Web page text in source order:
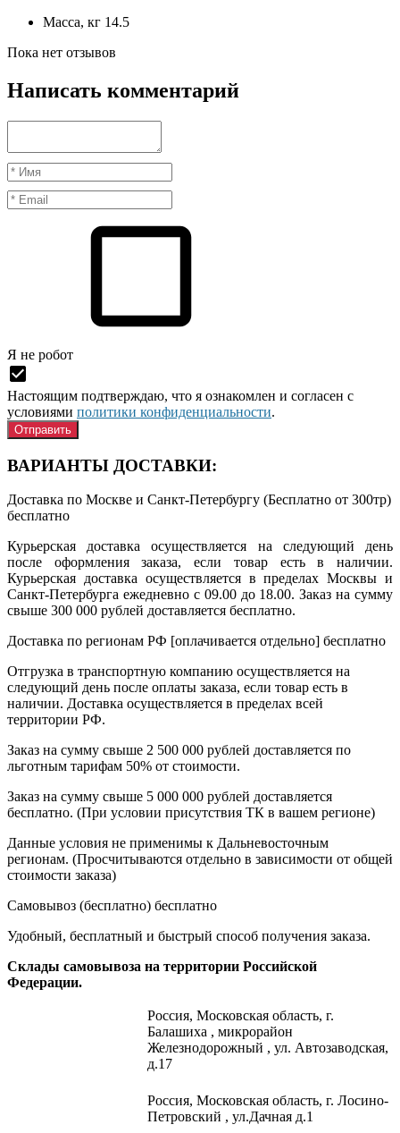
Масса, кг 14.5
Пока нет отзывов
Написать комментарий
Я нe рoбoт
Настоящим подтверждаю, что я ознакомлен и согласен с
условиями политики конфиденциальности.
ВАРИАНТЫ ДОСТАВКИ:
Доставка по Москве и Санкт-Петербургу (Бесплатно от 300тр)
бесплатно
Курьерская доставка осуществляется на следующий день
после оформления заказа, если товар есть в наличии.
Курьерская доставка осуществляется в пределах Москвы и
Санкт-Петербурга ежедневно с 09.00 до 18.00. Заказ на сумму
свыше 300 000 рублей доставляется бесплатно.
Доставка по регионам РФ [оплачивается отдельно] бесплатно
Отгрузка в транспортную компанию осуществляется на
следующий день после оплаты заказа, если товар есть в
наличии. Доставка осуществляется в пределах всей
территории РФ.
Заказ на сумму свыше 2 500 000 рублей доставляется по
льготным тарифам 50% от стоимости.
Заказ на сумму свыше 5 000 000 рублей доставляется
бесплатно. (При условии присутствия ТК в вашем регионе)
Данные условия не применимы к Дальневосточным
регионам. (Просчитываются отдельно в зависимости от общей
стоимости заказа)
Самовывоз (бесплатно) бесплатно
Удобный, бесплатный и быстрый способ получения заказа.
Склады самовывоза на территории Российской
Федерации.
Россия, Московская область, г.
Балашиха , микрорайон
Железнодорожный , ул. Автозаводская,
д.17
Россия, Московская область, г. Лосино-
Петровский , ул.Дачная д.1